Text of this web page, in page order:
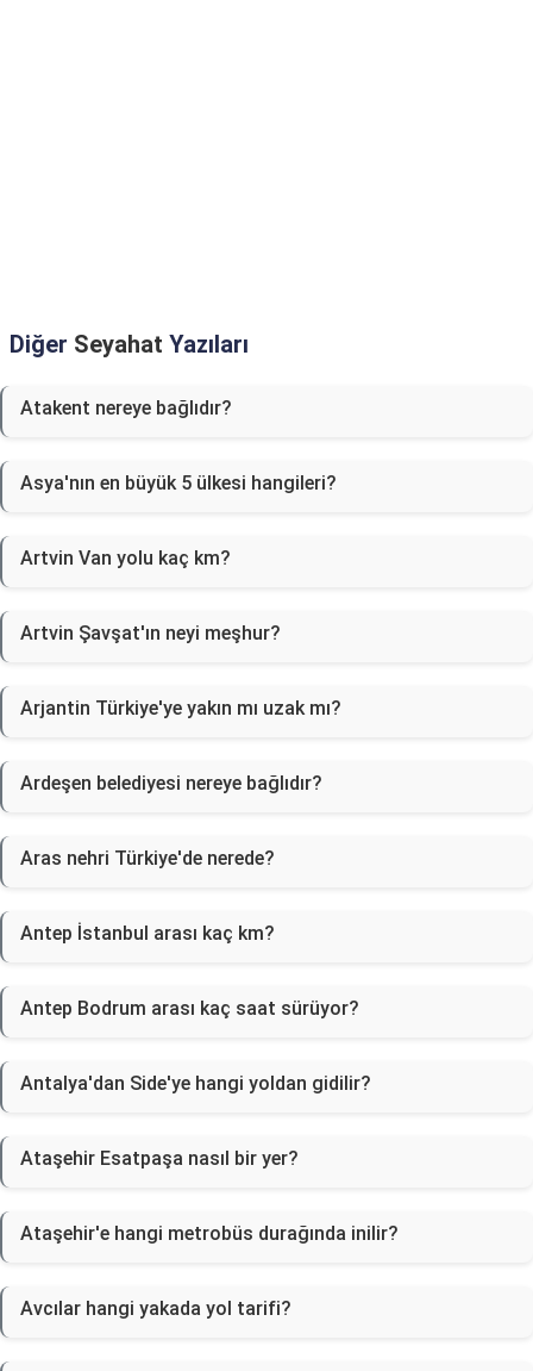
Diğer Seyahat Yazıları
Atakent nereye bağlıdır?
Asya'nın en büyük 5 ülkesi hangileri?
Artvin Van yolu kaç km?
Artvin Şavşat'ın neyi meşhur?
Arjantin Türkiye'ye yakın mı uzak mı?
Ardeşen belediyesi nereye bağlıdır?
Aras nehri Türkiye'de nerede?
Antep İstanbul arası kaç km?
Antep Bodrum arası kaç saat sürüyor?
Antalya'dan Side'ye hangi yoldan gidilir?
Ataşehir Esatpaşa nasıl bir yer?
Ataşehir'e hangi metrobüs durağında inilir?
Avcılar hangi yakada yol tarifi?